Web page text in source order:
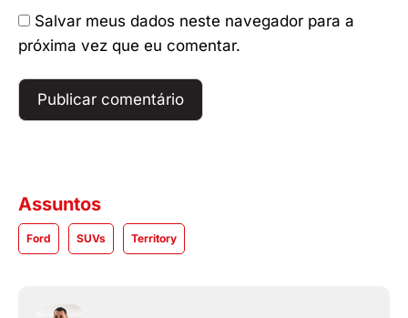
Salvar meus dados neste navegador para a
próxima vez que eu comentar.
Assuntos
Ford SUVs Territory